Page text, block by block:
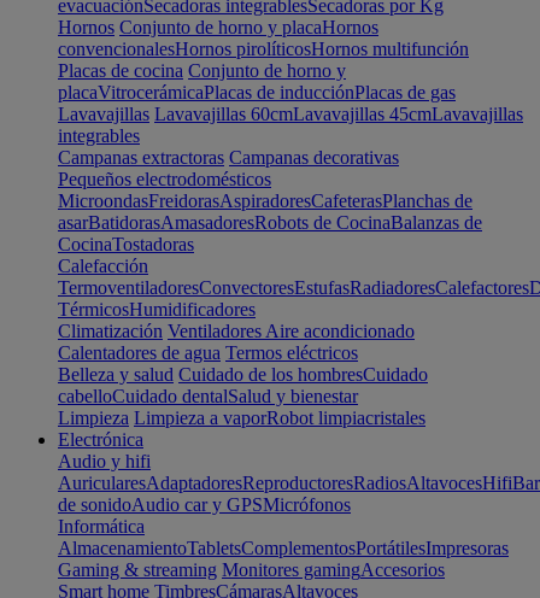
evacuaciónSecadoras integrablesSecadoras por Kg
Hornos Conjunto de horno y placaHornos
convencionalesHornos pirolíticosHornos multifunción
Placas de cocina Conjunto de horno y
placaVitrocerámicaPlacas de inducciónPlacas de gas
Lavavajillas Lavavajillas 60cmLavavajillas 45cmLavavajillas
integrables
Campanas extractoras Campanas decorativas
Pequeños electrodomésticos
MicroondasFreidorasAspiradoresCafeterasPlanchas de
asarBatidorasAmasadoresRobots de CocinaBalanzas de
CocinaTostadoras
Calefacción
TermoventiladoresConvectoresEstufasRadiadoresCalefactores
TérmicosHumidificadores
Climatización Ventiladores Aire acondicionado
Calentadores de agua Termos eléctricos
Belleza y salud Cuidado de los hombresCuidado
cabelloCuidado dentalSalud y bienestar
Limpieza Limpieza a vaporRobot limpiacristales
Electrónica
Audio y hifi
AuricularesAdaptadoresReproductoresRadiosAltavocesHifi
de sonidoAudio car y GPSMicrófonos
Informática
AlmacenamientoTabletsComplementosPortátilesImpresoras
Gaming & streaming Monitores gamingAccesorios
Smart home TimbresCámarasAltavoces